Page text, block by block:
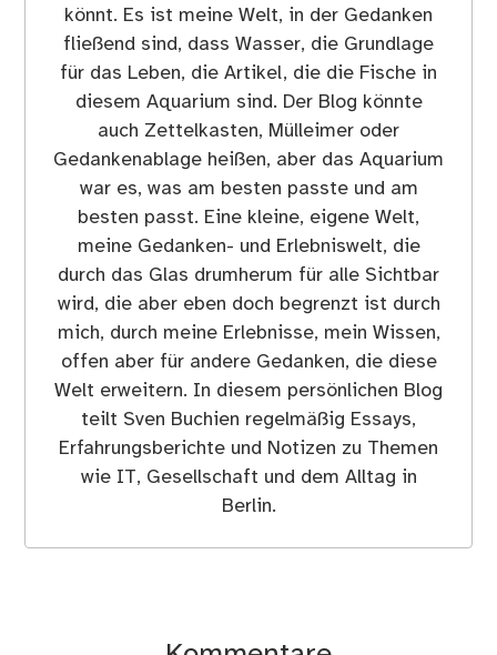
könnt. Es ist meine Welt, in der Gedanken
fließend sind, dass Wasser, die Grundlage
für das Leben, die Artikel, die die Fische in
diesem Aquarium sind. Der Blog könnte
auch Zettelkasten, Mülleimer oder
Gedankenablage heißen, aber das Aquarium
war es, was am besten passte und am
besten passt. Eine kleine, eigene Welt,
meine Gedanken- und Erlebniswelt, die
durch das Glas drumherum für alle Sichtbar
wird, die aber eben doch begrenzt ist durch
mich, durch meine Erlebnisse, mein Wissen,
offen aber für andere Gedanken, die diese
Welt erweitern. In diesem persönlichen Blog
teilt Sven Buchien regelmäßig Essays,
Erfahrungsberichte und Notizen zu Themen
wie IT, Gesellschaft und dem Alltag in
Berlin.